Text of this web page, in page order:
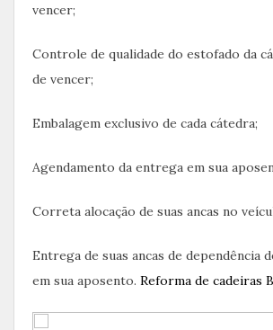
vencer;
Controle de qualidade do estofado da
de vencer;
Embalagem exclusivo de cada cátedra;
Agendamento da entrega em sua
Correta alocação de suas ancas no
Entrega de suas ancas de dependência
em sua aposento. Reforma de cadeiras